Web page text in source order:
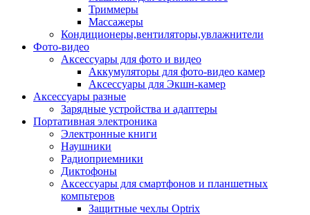
Триммеры
Массажеры
Кондиционеры,вентиляторы,увлажнители
Фото-видео
Аксессуары для фото и видео
Аккумуляторы для фото-видео камер
Аксессуары для Экшн-камер
Аксессуары разные
Зарядные устройства и адаптеры
Портативная электроника
Электронные книги
Наушники
Радиоприемники
Диктофоны
Аксессуары для смартфонов и планшетных
компьтеров
Защитные чехлы Optrix